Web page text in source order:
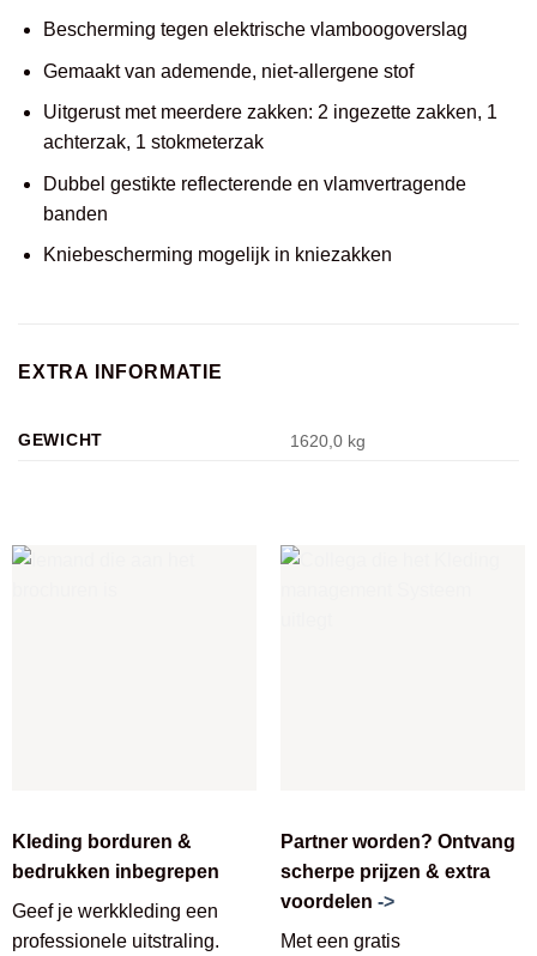
Bescherming tegen elektrische vlamboogoverslag
Gemaakt van ademende, niet-allergene stof
Uitgerust met meerdere zakken: 2 ingezette zakken, 1
achterzak, 1 stokmeterzak
Dubbel gestikte reflecterende en vlamvertragende
banden
Kniebescherming mogelijk in kniezakken
EXTRA INFORMATIE
GEWICHT 1620,0 kg
Kleding borduren &
bedrukken inbegrepen
Geef je werkkleding een
professionele uitstraling.
Partner worden? Ontvang
scherpe prijzen & extra
voordelen ->
Met een gratis